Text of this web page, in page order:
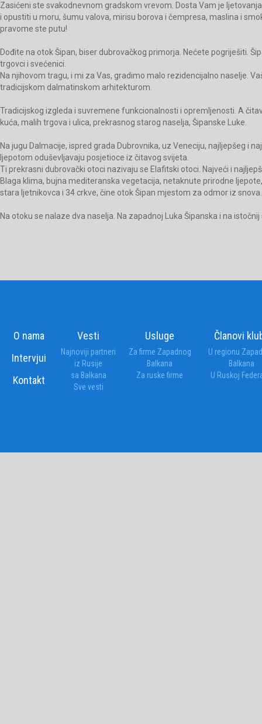
Zasićeni ste svakodnevnom gradskom vrevom. Dosta Vam je
i opustiti u moru, šumu valova, mirisu borova i čempresa, maslina i
pravome ste putu!
Dođite na otok Šipan, biser dubrovačkog primorja. Nećete pogriješiti.
trgovci i svećenici.
Na njihovom tragu, i mi za Vas, gradimo malo rezidencijalno naselje.
tradicijskom dalmatinskom arhitekturom.
Tradicijskog izgleda i suvremene funkcionalnosti i opremljenosti. A
kuća, malih trgova i ulica, prekrasnog starog naselja, Šipanske Luke.
Na jugu Dalmacije, ispred grada Dubrovnika, uz Veneciju, najljepšeg i
ljepotom oduševljavaju posjetioce iz čitavog svijeta.
Ti prekrasni dubrovački otoci nazivaju se Elafitski otoci. Najveći i
Blaga klima, bujna mediteranska vegetacija, netaknute prirodne
stara ljetnikovca i 34 crkve, čine otok Šipan mjestom za odmor iz snova.
Na otoku se nalaze dva naselja. Na zapadnoj Luka Šipanska i na
O nama
Intervjui
Kontakt
Vesti
Najnoviji partneri
iz Rusije
sa Balkana
Sve vesti
Usluge
Za firme Zapadnog
Balkana
Za ruske firme
Članovi
U regionu
Balkana
U Ruskoj